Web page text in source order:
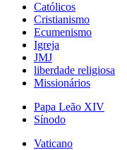
Católicos
Cristianismo
Ecumenismo
Igreja
JMJ
liberdade religiosa
Missionários
Papa Leão XIV
Sínodo
Vaticano